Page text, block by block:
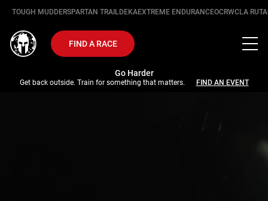
TOUGH MUDDERSPARTAN TRAILDEKAEXTREME ENDURANCEOCRWCLA RUTA
FIND A RACE
Go Harder
Get back outside. Train for something that matters. FIND AN EVENT